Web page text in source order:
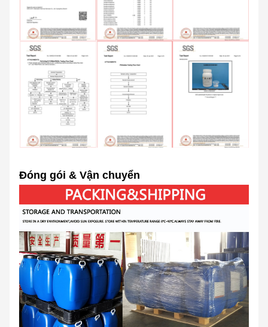
Đóng gói & Vận chuyển